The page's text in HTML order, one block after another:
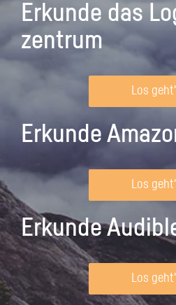
Erkunde das
zentrum
Los
Erkunde
Los
Erkunde
Los